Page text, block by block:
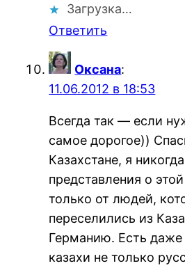
Загрузка…
Ответить
Оксана:
11.06.2012 в 18:53
Всегда так — если
самое дорогое))
Казахстане, я
представления о
только от людей,
переселились из
Германию. Есть
казахи не только